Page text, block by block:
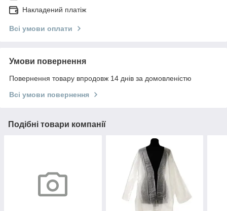
Накладений платіж
Всі умови оплати
Умови повернення
Повернення товару впродовж 14 днів за домовленістю
Всі умови повернення
Подібні товари компанії